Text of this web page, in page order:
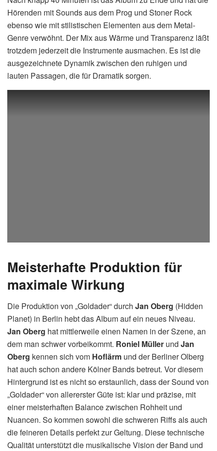
Hörenden mit Sounds aus dem Prog und Stoner Rock
ebenso wie mit stilistischen Elementen aus dem Metal-
Genre verwöhnt. Der Mix aus Wärme und Transparenz läßt
trotzdem jederzeit die Instrumente ausmachen. Es ist die
ausgezeichnete Dynamik zwischen den ruhigen und
lauten Passagen, die für Dramatik sorgen.
Meisterhafte Produktion für
maximale Wirkung
Die Produktion von „Goldader“ durch Jan Oberg (Hidden
Planet) in Berlin hebt das Album auf ein neues Niveau.
Jan Oberg hat mittlerweile einen Namen in der Szene, an
dem man schwer vorbeikommt. Roniel Müller und Jan
Oberg kennen sich vom Hoflärm und der Berliner Olberg
hat auch schon andere Kölner Bands betreut. Vor diesem
Hintergrund ist es nicht so erstaunlich, dass der Sound von
„Goldader“ von allererster Güte ist: klar und präzise, mit
einer meisterhaften Balance zwischen Rohheit und
Nuancen. So kommen sowohl die schweren Riffs als auch
die feineren Details perfekt zur Geltung. Diese technische
Qualität unterstützt die musikalische Vision der Band und